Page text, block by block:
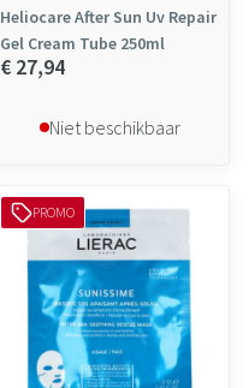
Heliocare After Sun Uv Repair
Gel Cream Tube 250ml
€ 27,94
Niet beschikbaar
PROMO